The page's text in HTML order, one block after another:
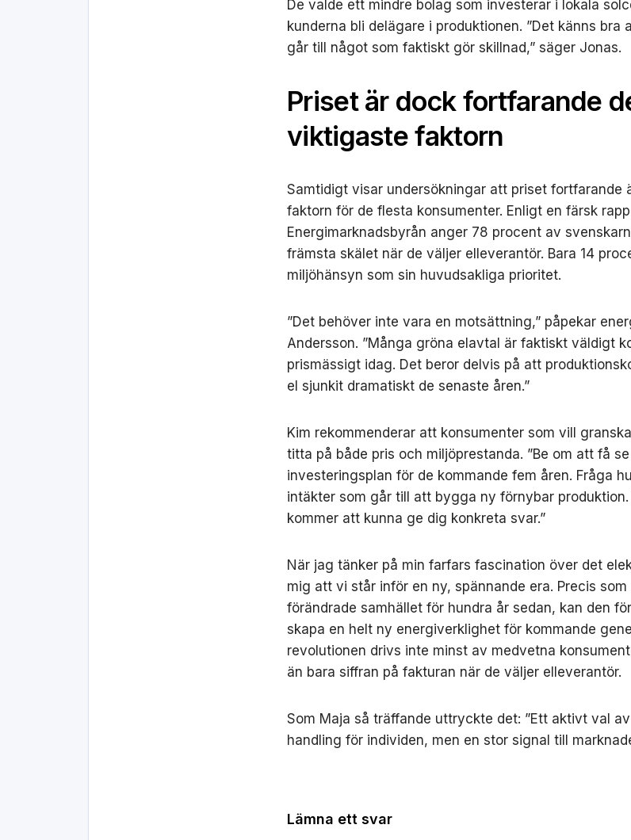
De valde ett mindre bolag som investerar i lokala
kunderna bli delägare i produktionen. ”Det känns
går till något som faktiskt gör skillnad,” säger Jonas.
Priset är dock fortfarande
viktigaste faktorn
Samtidigt visar undersökningar att priset fortfarande
faktorn för de flesta konsumenter. Enligt en färsk
Energimarknadsbyrån anger 78 procent av
främsta skälet när de väljer elleverantör. Bara 14
miljöhänsyn som sin huvudsakliga prioritet.
”Det behöver inte vara en motsättning,” påpekar
Andersson. ”Många gröna elavtal är faktiskt väldigt
prismässigt idag. Det beror delvis på att
el sjunkit dramatiskt de senaste åren.”
Kim rekommenderar att konsumenter som vill
titta på både pris och miljöprestanda. ”Be om att få
investeringsplan för de kommande fem åren. Fråga
intäkter som går till att bygga ny förnybar
kommer att kunna ge dig konkreta svar.”
När jag tänker på min farfars fascination över det
mig att vi står inför en ny, spännande era. Precis
förändrade samhället för hundra år sedan, kan den
skapa en helt ny energiverklighet för kommande
revolutionen drivs inte minst av medvetna
än bara siffran på fakturan när de väljer elleverantör.
Som Maja så träffande uttryckte det: ”Ett aktivt val
handling för individen, men en stor signal till
Lämna ett svar